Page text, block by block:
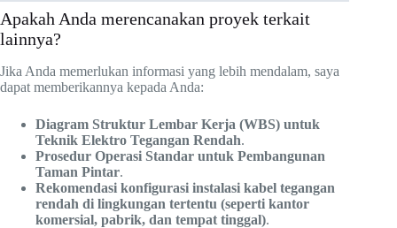
Apakah Anda merencanakan proyek terkait
lainnya?
Jika Anda memerlukan informasi yang lebih mendalam, saya
dapat memberikannya kepada Anda:
Diagram Struktur Lembar Kerja (WBS) untuk
Teknik Elektro Tegangan Rendah.
Prosedur Operasi Standar untuk Pembangunan
Taman Pintar.
Rekomendasi konfigurasi instalasi kabel tegangan
rendah di lingkungan tertentu (seperti kantor
komersial, pabrik, dan tempat tinggal).